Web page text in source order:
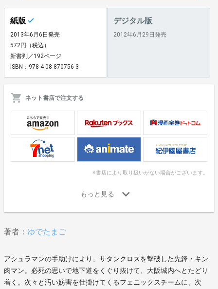
紙版
2013年6月6日発売
572円（税込）
新書判／192ページ
ISBN：978-4-08-870756-3
デジタル版
2012年6月29日発売
ネット書店で注文する
※書店により取り扱いがない場合がございます。
著者： ゆでたまご
アシュラマンの手助けにより、サタンクロスを撃破した先鋒・キン
肉マン。必死の思いで地下道をくぐり抜けて、大阪城内へとたどり
着く。次々と汚い妨害を仕掛けてくるフェニックスチームに、次